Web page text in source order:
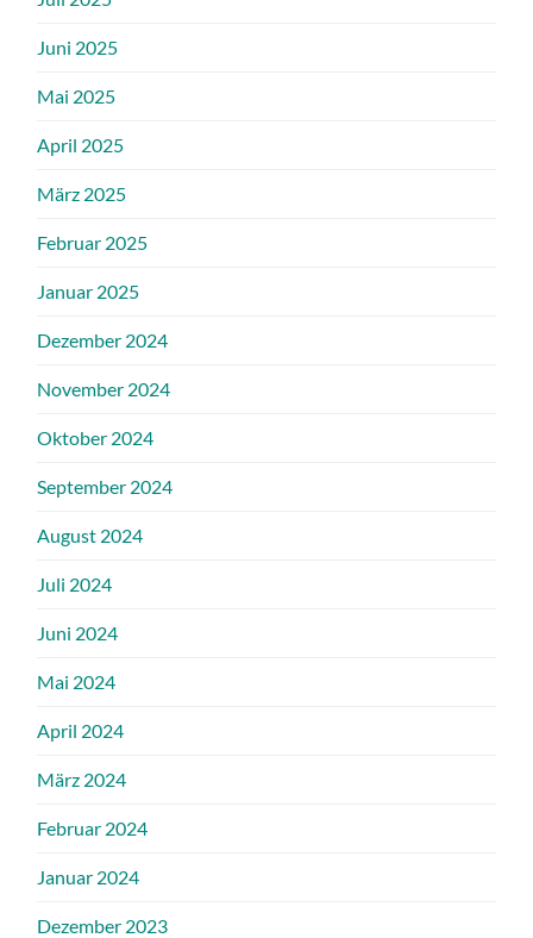
Juni 2025
Mai 2025
April 2025
März 2025
Februar 2025
Januar 2025
Dezember 2024
November 2024
Oktober 2024
September 2024
August 2024
Juli 2024
Juni 2024
Mai 2024
April 2024
März 2024
Februar 2024
Januar 2024
Dezember 2023